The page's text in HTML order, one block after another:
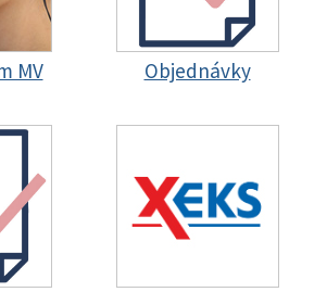
MV
Objednávky